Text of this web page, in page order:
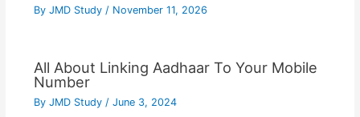
By JMD Study / November 11, 2026
All About Linking Aadhaar To Your Mobile
Number
By JMD Study / June 3, 2024